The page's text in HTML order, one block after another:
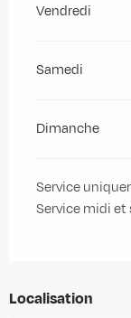
Vendredi
Samedi
Dimanche
Service
Service midi et
Localisation